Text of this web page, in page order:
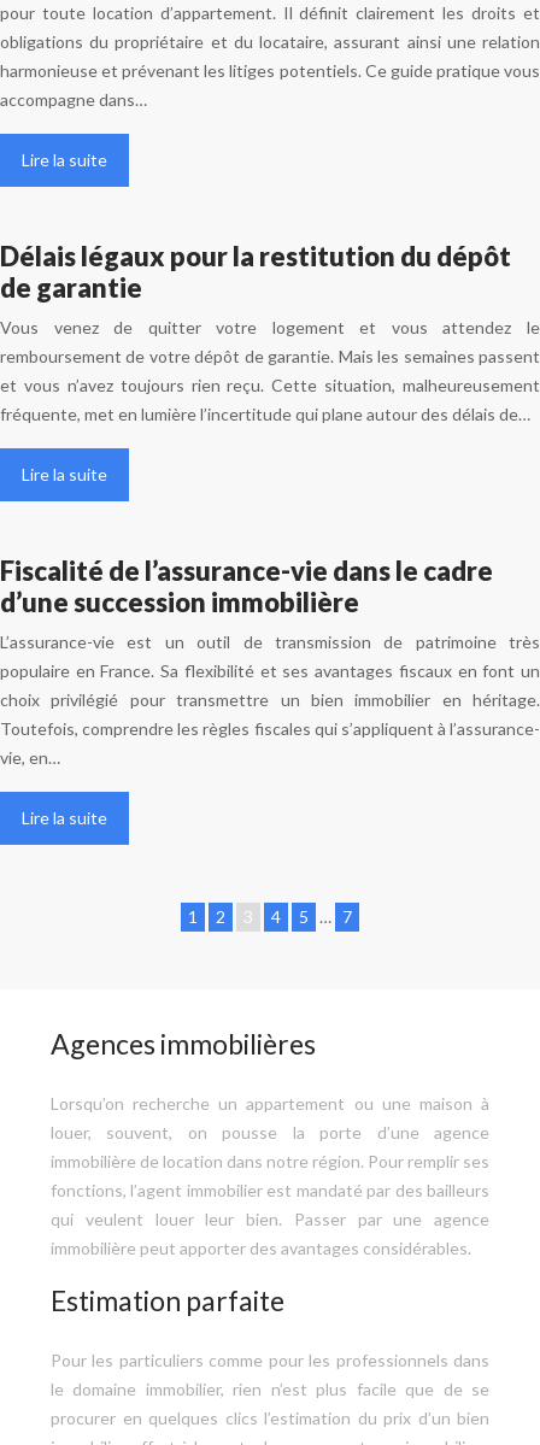
pour toute location d’appartement. Il définit clairement les droits et
obligations du propriétaire et du locataire, assurant ainsi une relation
harmonieuse et prévenant les litiges potentiels. Ce guide pratique vous
accompagne dans…
Lire la suite
Délais légaux pour la restitution du dépôt
de garantie
Vous venez de quitter votre logement et vous attendez le
remboursement de votre dépôt de garantie. Mais les semaines passent
et vous n’avez toujours rien reçu. Cette situation, malheureusement
fréquente, met en lumière l’incertitude qui plane autour des délais de…
Lire la suite
Fiscalité de l’assurance-vie dans le cadre
d’une succession immobilière
L’assurance-vie est un outil de transmission de patrimoine très
populaire en France. Sa flexibilité et ses avantages fiscaux en font un
choix privilégié pour transmettre un bien immobilier en héritage.
Toutefois, comprendre les règles fiscales qui s’appliquent à l’assurance-
vie, en…
Lire la suite
1 2 3 4 5 … 7
Agences immobilières
Lorsqu’on recherche un appartement ou une maison à
louer, souvent, on pousse la porte d’une agence
immobilière de location dans notre région. Pour remplir ses
fonctions, l’agent immobilier est mandaté par des bailleurs
qui veulent louer leur bien. Passer par une agence
immobilière peut apporter des avantages considérables.
Estimation parfaite
Pour les particuliers comme pour les professionnels dans
le domaine immobilier, rien n’est plus facile que de se
procurer en quelques clics l’estimation du prix d’un bien